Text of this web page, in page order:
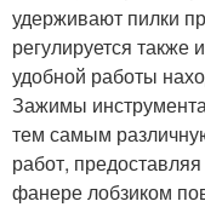
удерживают пилки
регулируется также
удобной работы
Зажимы
тем самым
работ,
фанере лобзиком